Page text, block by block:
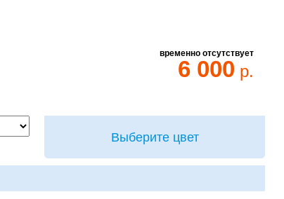
временно отсутствует
6 000 р.
Выберите цвет